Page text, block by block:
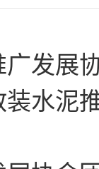
发展
装水泥